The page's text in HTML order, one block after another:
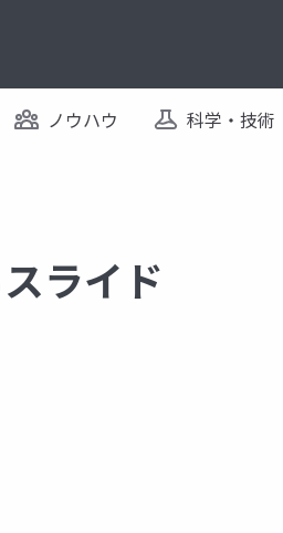
ノウハウ 科学・技術
ライド